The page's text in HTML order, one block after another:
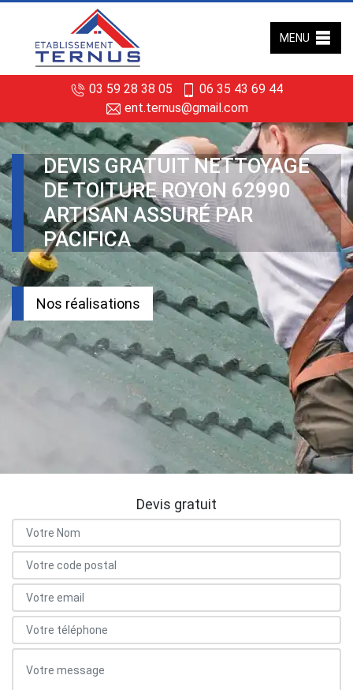
03 59 28 38 05
06 35 43 69 44
ent.ternus@gmail.com
MENU
DEVIS GRATUIT NETTOYAGE
DE TOITURE ROYON 62990
ARTISAN ASSURÉ PAR
PACIFICA
Nos réalisations
Devis gratuit